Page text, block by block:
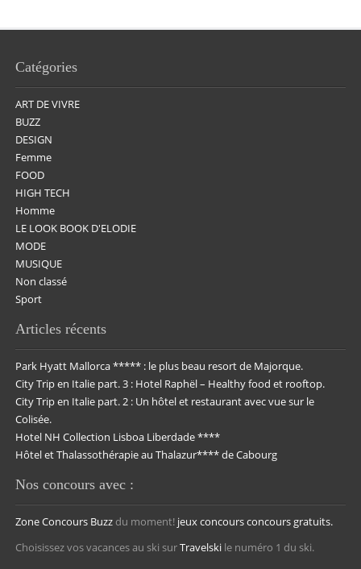
Catégories
ART DE VIVRE
BUZZ
DESIGN
Femme
FOOD
HIGH TECH
Homme
LE LOOK BOOK D'ELODIE
MODE
MUSIQUE
Non classé
Sport
Articles récents
Park Hyatt Mallorca ***** : le plus beau resort de Majorque.
City Trip en Italie part. 3 : Hotel Raphël – Healthy food et rooftop.
City Trip en Italie part. 2 : Un hôtel et restaurant avec vue sur le
Colisée.
Hotel NH Collection Lisboa Liberdade ****
Hôtel et Thalassothérapie au Thalazur**** de Cabourg
Nos concours avec :
Zone Concours Buzz du moment! jeux concoursconcours gratuits.
Choisissez vos vacances au ski surTravelski le numéro 1 du ski.